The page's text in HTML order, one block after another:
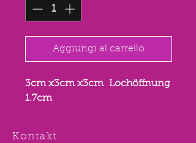
Aggiungi al carrello
3cm x3cm x3cm Lochöffnung
1.7cm
Kontakt